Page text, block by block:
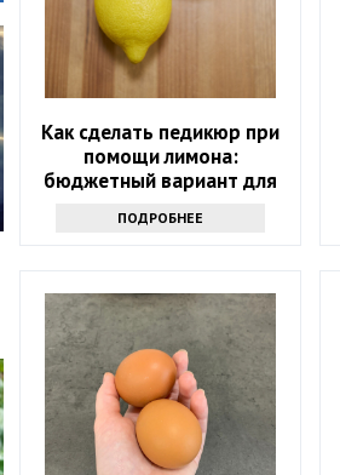
Как сделать педикюр при
помощи лимона:
бюджетный вариант для
ПОДРОБНЕЕ